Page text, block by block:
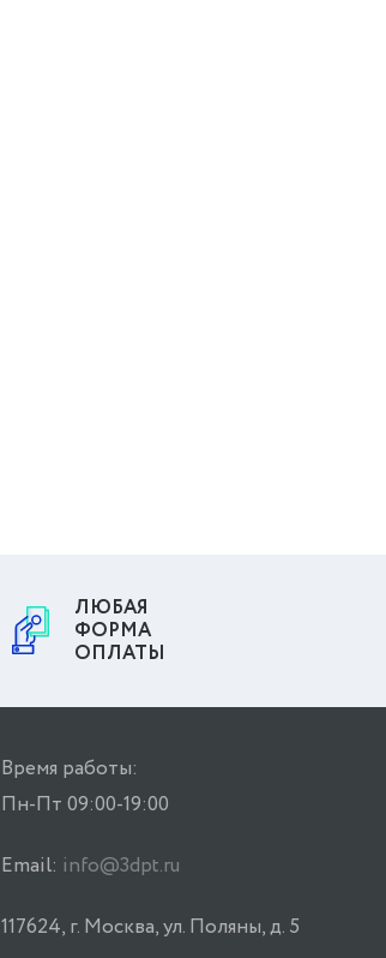
ЛЮБАЯ
ФОРМА
ОПЛАТЫ
Время работы:
Пн-Пт 09:00-19:00
Email: info@3dpt.ru
117624, г. Москва, ул. Поляны, д. 5